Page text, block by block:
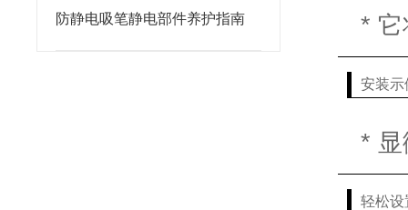
防静电吸笔静电部件养护指南
* 它
安装示
* 显
轻松设